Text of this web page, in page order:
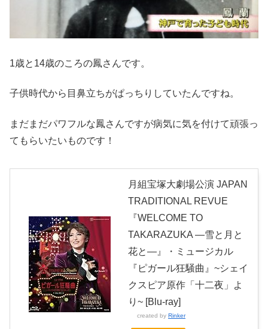
1歳と14歳のころの鳳さんです。
子供時代から目鼻立ちがぱっちりしていたんですね。
まだまだパワフルな鳳さんですが病気に気を付けて頑張っ
てもらいたいものです！
月組宝塚大劇場公演 JAPAN
TRADITIONAL REVUE
『WELCOME TO
TAKARAZUKA ―雪と月と
花と―』・ミュージカル
『ピガール狂騒曲』~シェイ
クスピア原作「十二夜」よ
り~ [Blu-ray]
created by Rinker